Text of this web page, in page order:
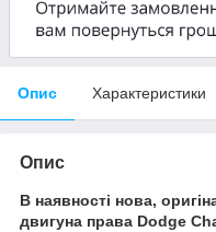
Опис Характеристики
Опис
В наявності нова,
двигуна права Dodge